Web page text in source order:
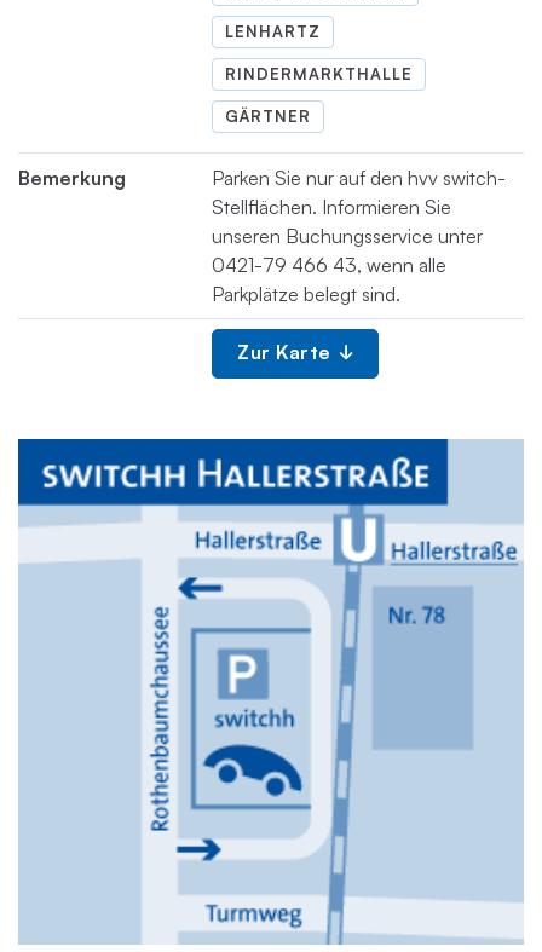
LENHARTZ
RINDERMARKTHALLE
GÄRTNER
Bemerkung
Parken Sie nur auf den hvv switch-
Stellflächen. Informieren Sie
unseren Buchungsservice unter
0421-79 466 43, wenn alle
Parkplätze belegt sind.
Zur Karte